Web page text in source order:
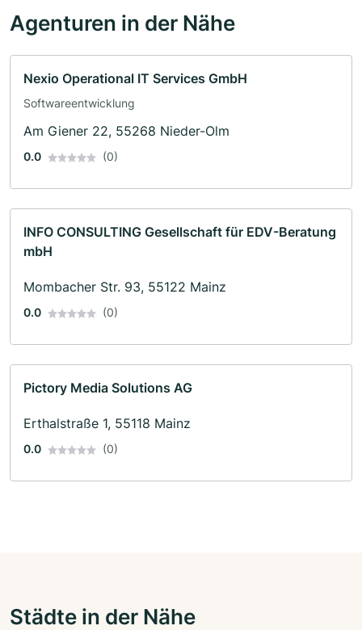
Agenturen in der Nähe
Nexio Operational IT Services GmbH
Softwareentwicklung
Am Giener 22, 55268 Nieder-Olm
0.0 (0)
INFO CONSULTING Gesellschaft für EDV-Beratung
mbH
Mombacher Str. 93, 55122 Mainz
0.0 (0)
Pictory Media Solutions AG
Erthalstraße 1, 55118 Mainz
0.0 (0)
Städte in der Nähe